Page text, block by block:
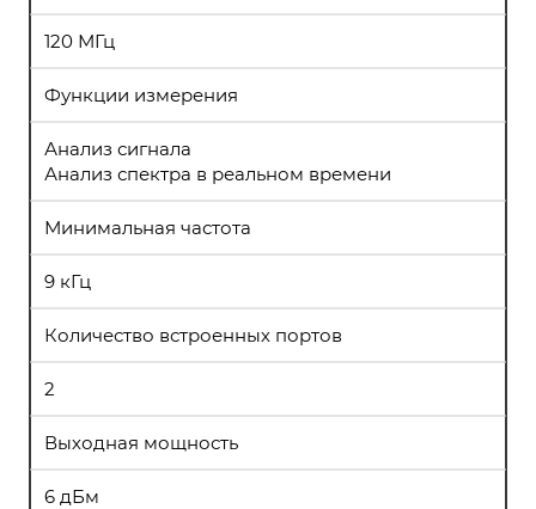
120 МГц
Функции измерения
Анализ сигнала
Анализ спектра в реальном времени
Минимальная частота
9 кГц
Количество встроенных портов
2
Выходная мощность
6 дБм